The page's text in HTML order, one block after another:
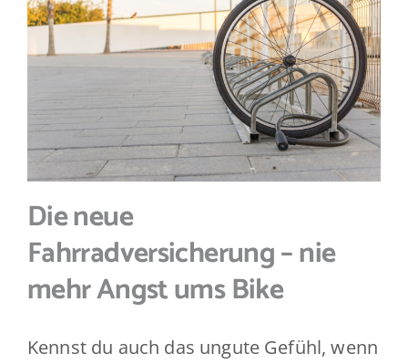
Die neue
Fahrradversicherung – nie
mehr Angst ums Bike
Kennst du auch das ungute Gefühl, wenn